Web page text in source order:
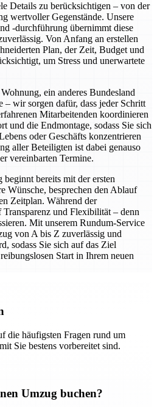
Details zu berücksichtigen – von der
wertvoller Gegenstände. Unsere
-durchführung übernimmt diese
Von Anfang an erstellen
Plan, der Zeit, Budget und
um Stress und unerwartete
ein anderes Bundesland
– wir sorgen dafür, dass jeder Schritt
Mitarbeitenden koordinieren
und die Endmontage, sodass Sie sich
oder Geschäfts konzentrieren
aller Beteiligten ist dabei genauso
vereinbarten Termine.
bereits mit der ersten
Wünsche, besprechen den Ablauf
Zeitplan. Während der
und Flexibilität – denn
Mit unserem Rundum-Service
von A bis Z zuverlässig und
sodass Sie sich auf das Ziel
Start in Ihrem neuen
die häufigsten Fragen rund um
Sie bestens vorbereitet sind.
Umzug buchen?